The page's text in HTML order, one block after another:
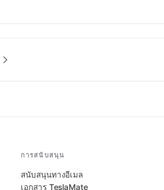
การสนับสนุน
สนับสนุนทางอีเมล
เอกสาร TeslaMate